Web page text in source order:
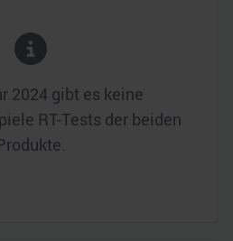
2024gibt es keine
RT-Tests der beiden